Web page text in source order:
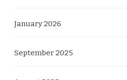
January 2026
September 2025